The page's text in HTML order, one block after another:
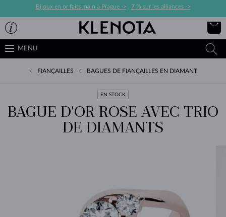
Bijoux en or faits main à Prague -> 7 % sur les alliances ->
MENU
FIANÇAILLES BAGUES DE FIANÇAILLES EN DIAMANT
EN STOCK
BAGUE D'OR ROSE AVEC TRIO
DE DIAMANTS